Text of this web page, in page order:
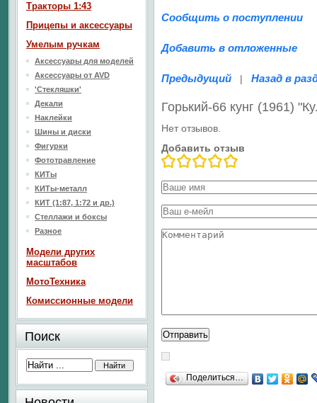
Сообщить о поступлении
Добавить в отложенные
Предыдущий | Назад в
Горький-66 кунг (1961)
Нет отзывов.
Добавить отзыв
Поделиться…
Тракторы 1:43
Прицепы и аксессуары
Умелым ручкам
Аксессуары для моделей
Аксессуары от AVD
'Стекляшки'
Декали
Наклейки
Шины и диски
Фигурки
Фототравление
КИТы
КИТы-металл
КИТ (1:87, 1:72 и др.)
Стеллажи и боксы
Разное
Модели других
масштабов
МотоТехника
Комиссионные модели
Поиск